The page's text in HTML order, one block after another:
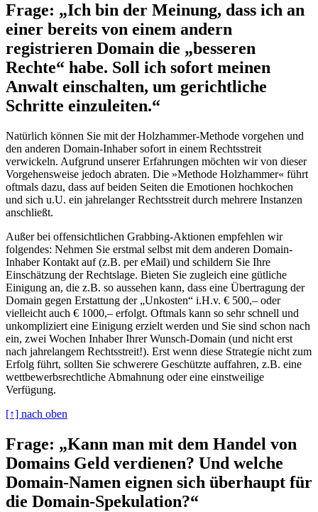
Frage: „Ich bin der Meinung, dass ich an
einer bereits von einem andern
registrieren Domain die „besseren
Rechte“ habe. Soll ich sofort meinen
Anwalt einschalten, um gerichtliche
Schritte einzuleiten.“
Natürlich können Sie mit der Holzhammer-Methode vorgehen und
den anderen Domain-Inhaber sofort in einem Rechtsstreit
verwickeln. Aufgrund unserer Erfahrungen möchten wir von dieser
Vorgehensweise jedoch abraten. Die »Methode Holzhammer« führt
oftmals dazu, dass auf beiden Seiten die Emotionen hochkochen
und sich u.U. ein jahrelanger Rechtsstreit durch mehrere Instanzen
anschließt.
Außer bei offensichtlichen Grabbing-Aktionen empfehlen wir
folgendes: Nehmen Sie erstmal selbst mit dem anderen Domain-
Inhaber Kontakt auf (z.B. per eMail) und schildern Sie Ihre
Einschätzung der Rechtslage. Bieten Sie zugleich eine gütliche
Einigung an, die z.B. so aussehen kann, dass eine Übertragung der
Domain gegen Erstattung der „Unkosten“ i.H.v. € 500,– oder
vielleicht auch € 1000,– erfolgt. Oftmals kann so sehr schnell und
unkompliziert eine Einigung erzielt werden und Sie sind schon nach
ein, zwei Wochen Inhaber Ihrer Wunsch-Domain (und nicht erst
nach jahrelangem Rechtsstreit!). Erst wenn diese Strategie nicht zum
Erfolg führt, sollten Sie schwerere Geschützte auffahren, z.B. eine
wettbewerbsrechtliche Abmahnung oder eine einstweilige
Verfügung.
[↑] nach oben
Frage: „Kann man mit dem Handel von
Domains Geld verdienen? Und welche
Domain-Namen eignen sich überhaupt für
die Domain-Spekulation?“